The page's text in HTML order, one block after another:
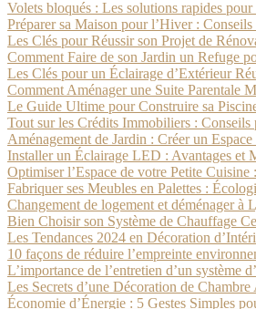
Volets bloqués : Les solutions rapides
Préparer sa Maison pour l’Hiver :
Les Clés pour Réussir son Projet de
Comment Faire de son Jardin un Refuge
Les Clés pour un Éclairage d’Extérieur
Comment Aménager une Suite Parentale
Le Guide Ultime pour Construire sa
Tout sur les Crédits Immobiliers :
Aménagement de Jardin : Créer un
Installer un Éclairage LED : Avantages et
Optimiser l’Espace de votre Petite Cuisine
Fabriquer ses Meubles en Palettes :
Changement de logement et déménager à
Bien Choisir son Système de Chauffage
Les Tendances 2024 en Décoration
10 façons de réduire l’empreinte
L’importance de l’entretien d’un système
Les Secrets d’une Décoration de Chambre
Économie d’Énergie : 5 Gestes Simples